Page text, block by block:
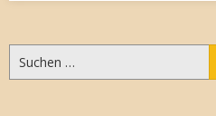
Suchen
nach: